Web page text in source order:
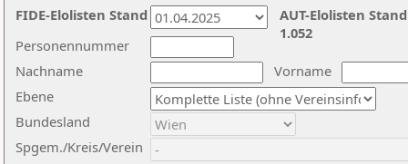
Nachname
Vorname
Ebene
Personennummer
Bundesland
Spgem./Kreis/Verein
AUT-Elolisten
1.052
FIDE-Elolisten Stand